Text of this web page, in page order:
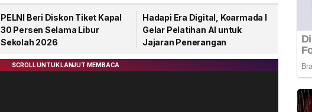
PELNI Beri Diskon Tiket Kapal
30 Persen Selama Libur
Sekolah 2026
Hadapi Era Digital, Koarmada I
Gelar Pelatihan AI untuk
Jajaran Penerangan